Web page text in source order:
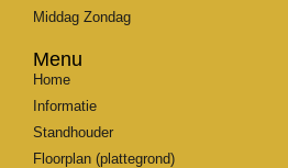
Middag Zondag
Menu
Home
Informatie
Standhouder
Floorplan (plattegrond)